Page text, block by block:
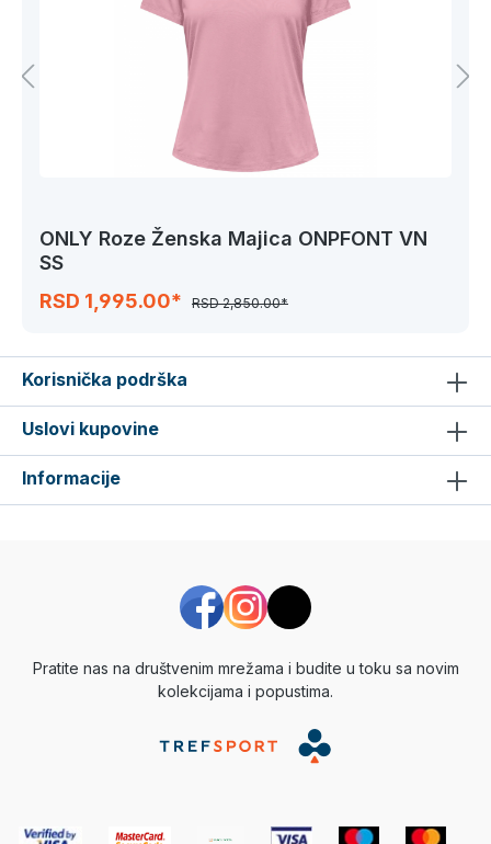
ONLY Roze Ženska Majica ONPFONT VN
SS
RSD 1,995.00*
RSD 2,850.00*
Korisnička podrška
Uslovi kupovine
Informacije
Pratite nas na društvenim mrežama i budite u toku sa novim
kolekcijama i popustima.